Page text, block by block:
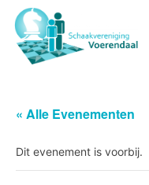
« Alle Evenementen
Dit evenement is voorbij.